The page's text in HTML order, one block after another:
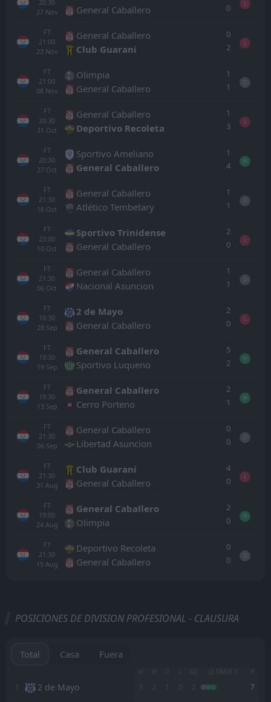
20:30
27 Nov
General Caballero
0
L
FT
21:00
23 Nov
General Caballero
Club Guarani
0
2
L
FT
21:00
08 Nov
Olimpia
General Caballero
1
1
D
FT
20:30
31 Oct
General Caballero
Deportivo Recoleta
1
3
L
FT
20:30
27 Oct
Sportivo Ameliano
General Caballero
1
4
W
FT
21:30
16 Oct
General Caballero
Atlético Tembetary
1
1
D
FT
23:00
10 Oct
Sportivo Trinidense
General Caballero
2
0
L
FT
21:30
06 Oct
General Caballero
Nacional Asuncion
1
1
D
FT
18:30
28 Sep
2 de Mayo
General Caballero
2
0
L
FT
19:30
19 Sep
General Caballero
Sportivo Luqueno
5
2
W
FT
19:30
13 Sep
General Caballero
Cerro Porteno
2
1
W
FT
21:30
06 Sep
General Caballero
Libertad Asuncion
0
0
D
FT
21:30
31 Aug
Club Guarani
General Caballero
4
0
L
FT
19:00
24 Aug
General Caballero
Olimpia
2
0
W
FT
21:30
15 Aug
Deportivo Recoleta
General Caballero
0
0
D
02
30Jul
Club Sp. San Lorenzo
Club Guarani
POSICIONES DE DIVISION PROFESIONAL - CLAUSURA
Total Casa Fuera
M ÚLTIMOS 5
1 2 de Mayo 3 2 2 7